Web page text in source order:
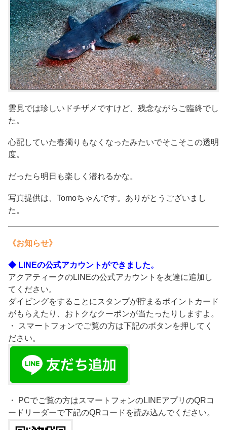
雲見では珍しいドチザメですけど、残念ながらご臨終でし
た。
心配していた春濁りもなくなったみたいでそこそこの透明
度。
だったら明日も楽しく潜れるかな。
写真提供は、Tomoちゃんです。ありがとうございまし
た。
《お知らせ》
◆ LINEの公式アカウントができました。
アクアティークのLINEの公式アカウントを友達に追加し
てください。
ダイビングをすることにスタンプが貯まるポイントカード
がもらえたり、おトクなクーポンが当たったりしますよ。
・ スマートフォンでご覧の方は下記のボタンを押してく
ださい。
・ PCでご覧の方はスマートフォンのLINEアプリのQRコ
ードリーダーで下記のQRコードを読み込んでください。